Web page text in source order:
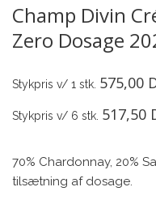
Champ Divin
Zero Dosage
Stykpris v/ 1 stk. 575,00
Stykpris v/ 6 stk. 517,50
70% Chardonnay, 20%
tilsætning af dosage.